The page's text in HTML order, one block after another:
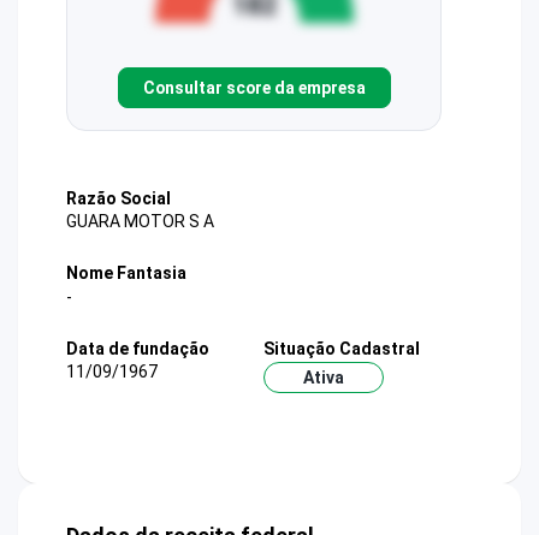
Consultar score da empresa
Razão Social
GUARA MOTOR S A
Nome Fantasia
-
Data de fundação
11/09/1967
Situação Cadastral
Ativa